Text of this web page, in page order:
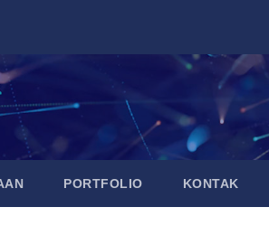
PORTFOLIO KONTAK